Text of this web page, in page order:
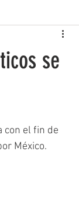
se
con el fin de
México.